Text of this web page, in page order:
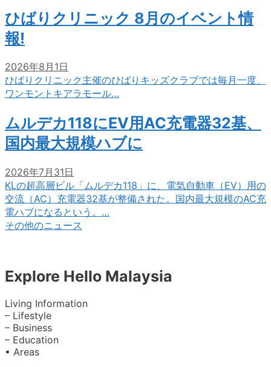
ひばりクリニック 8月のイベント情
報!
2026年8月1日
ひばりクリニック主催のひばりキッズクラブでは毎月一度、
ワンモントキアラモール…
ムルデカ118にEV用AC充電器32基、
国内最大規模ハブに
2026年7月31日
KLの超高層ビル「ムルデカ118」に、電気自動車（EV）用の
交流（AC）充電器32基が整備された。国内最大規模のAC充
電ハブになるという。…
その他のニュース
Explore Hello Malaysia
Living Information
– Lifestyle
– Business
– Education
• Areas